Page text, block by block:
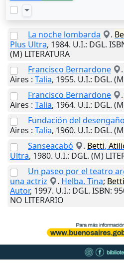
La noche lombarda .
Plus Ultra, 1984. U.I.: DGL.
(M) LITERATURA
Francisco Bernardone
.
Aires : Talia, 1955. U.I.: DGL.
Francisco Bernardone
.
Aires : Talia, 1964. U.I.: DGL.
Fundación del desengaño
Aires : Talia, 1960. U.I.: DGL.
Sanseacabó
. Betti,
Ultra, 1980. U.I.: DGL. (M)
Un paseo por el teatro
una actriz
. Helba, Tina; Betti
Autor, 1997. U.I.: DGL. ISBN:
NO LITERARIO